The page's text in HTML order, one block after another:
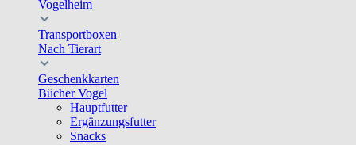
Vogelheim
Transportboxen
Nach Tierart
Geschenkkarten
Bücher Vogel
Hauptfutter
Ergänzungsfutter
Snacks